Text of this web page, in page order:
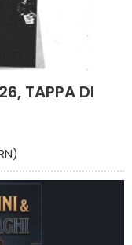
TAPPA DI